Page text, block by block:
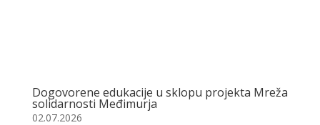
Dogovorene edukacije u sklopu projekta Mreža
solidarnosti Međimurja
02.07.2026